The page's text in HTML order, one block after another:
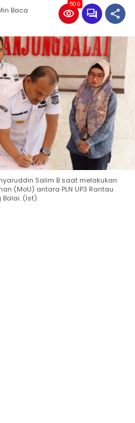
Baca
509
Salim B saat melakukan
(MoU) antara PLN UP3 Rantau
Balai. (Ist)